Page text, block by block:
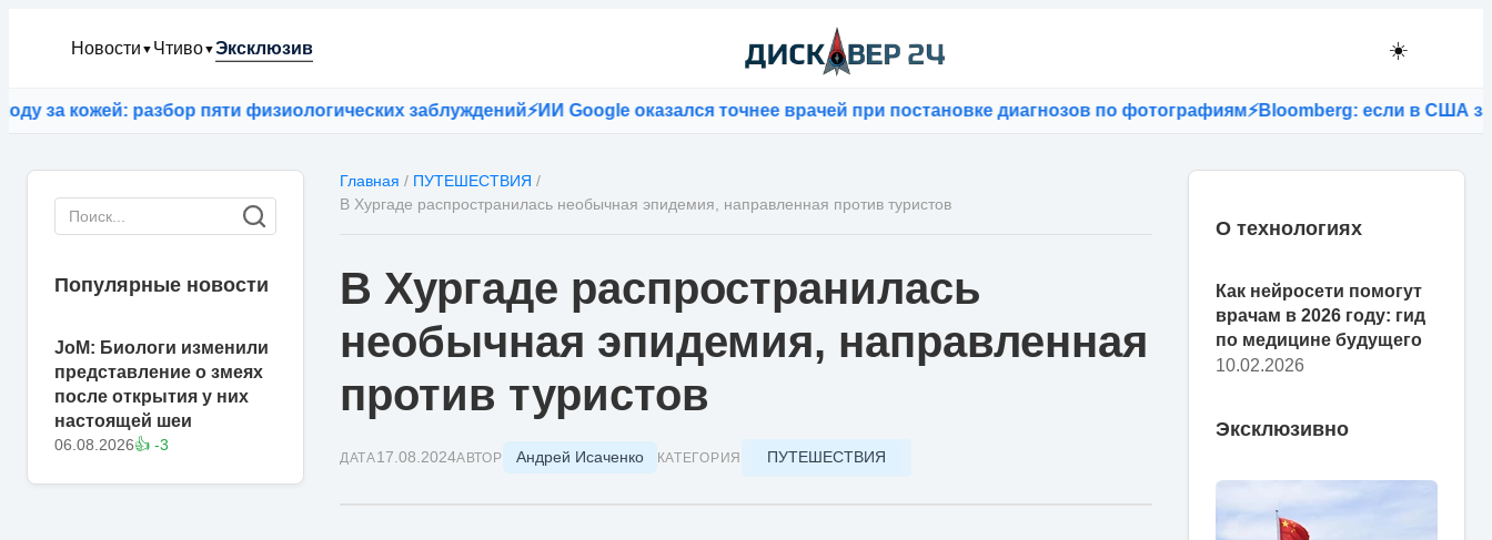
Новости ▼ Чтиво▼Эксклюзив ☀️
разбор пяти физиологических заблуждений⚡ИИ Google оказался точнее врачей при постановке диагнозов по фотографиям⚡Bloomberg: если в США
Популярные новости
JoM: Биологи изменили
представление о змеях
после открытия у них
настоящей шеи
06.08.2026👍 -3
Главная / ПУТЕШЕСТВИЯ /
В Хургаде распространилась необычная эпидемия, направленная против туристов
В Хургаде распространилась
необычная эпидемия, направленная
против туристов
ДАТА17.08.2024АВТОР Андрей Исаченко КАТЕГОРИЯ ПУТЕШЕСТВИЯ
О технологиях
Как нейросети помогут
врачам в 2026 году: гид
по медицине будущего
10.02.2026
Эксклюзивно